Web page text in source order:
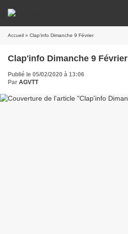
Accueil » Clap'info Dimanche 9 Février
Clap'info Dimanche 9 Février
Publié le 05/02/2020 à 13:06
Par AGVTT